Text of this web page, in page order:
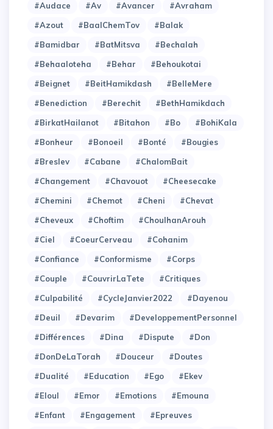
#Audace
#Av #Avancer
#Avraham
#Azout
#BaalChemTov
#Balak
#Bamidbar
#BatMitsva
#Bechalah
#Behaaloteha
#Behar
#Behoukotai
#Beignet
#BeitHamikdash
#BelleMere
#Benediction
#Berechit
#BethHamikdach
#BirkatHailanot
#Bitahon #Bo
#BohiKala
#Bonheur
#Bonoeil #Bonté
#Bougies
#Breslev
#Cabane
#ChalomBait
#Changement
#Chavouot
#Cheesecake
#Chemini
#Chemot #Cheni
#Chevat
#Cheveux
#Choftim
#ChoulhanArouh
#Ciel
#CoeurCerveau
#Cohanim
#Confiance
#Conformisme
#Corps
#Couple
#CouvrirLaTete
#Critiques
#Culpabilité
#CycleJanvier2022
#Dayenou
#Deuil
#Devarim
#DeveloppementPersonnel
#Différences
#Dina #Dispute
#Don
#DonDeLaTorah
#Douceur
#Doutes
#Dualité
#Education #Ego
#Ekev
#Eloul
#Emor #Emotions
#Emouna
#Enfant
#Engagement
#Epreuves